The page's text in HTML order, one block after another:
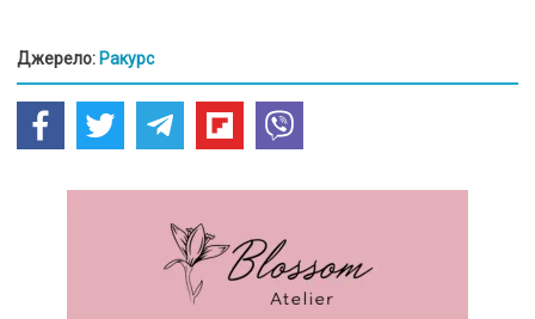
Джерело: Ракурс